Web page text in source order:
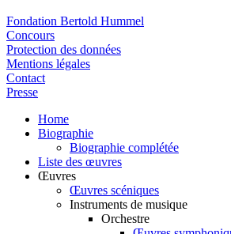
Fondation Bertold Hummel
Concours
Protection des données
Mentions légales
Contact
Presse
Home
Biographie
Biographie complétée
Liste des œuvres
Œuvres
Œuvres scéniques
Instruments de musique
Orchestre